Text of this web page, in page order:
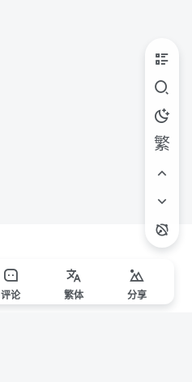
繁
评论 繁体 分享